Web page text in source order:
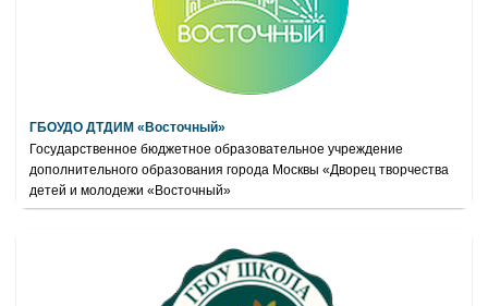
ГБОУДО ДТДИМ «Восточный»
Государственное бюджетное образовательное учреждение
дополнительного образования города Москвы «Дворец творчества
детей и молодежи «Восточный»